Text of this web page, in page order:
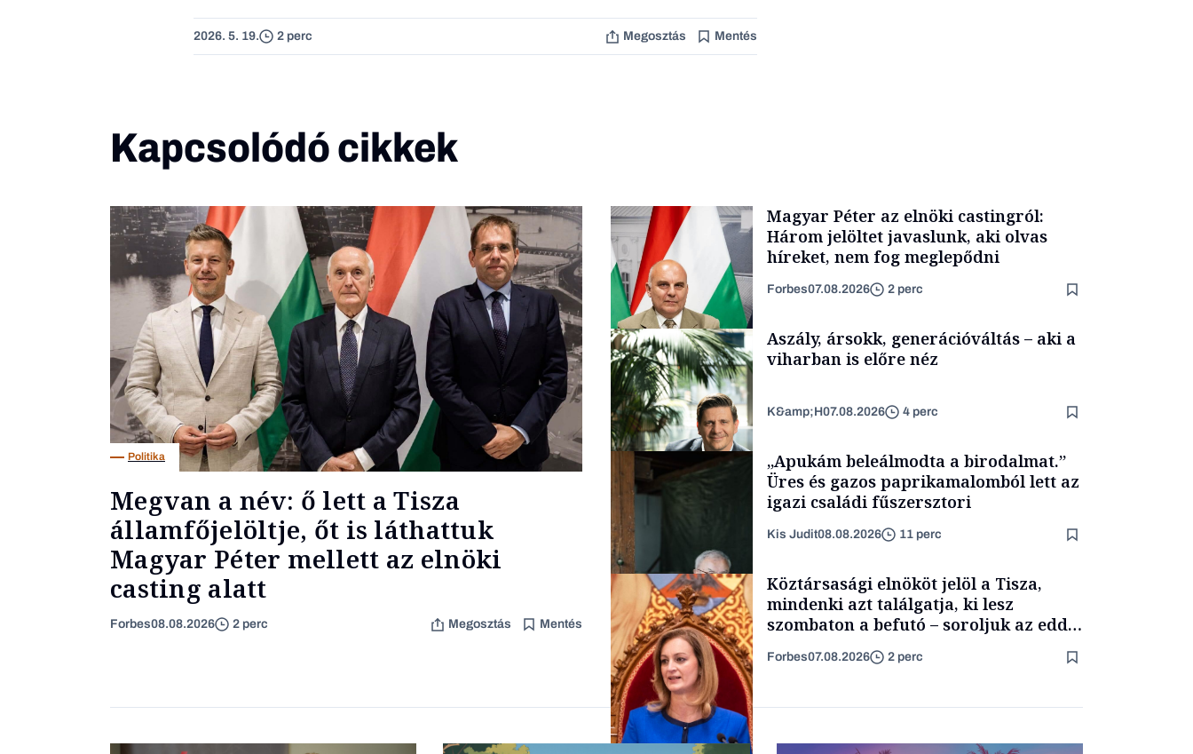
2026. 5. 19. 2 perc Megosztás Mentés
Kapcsolódó cikkek
Politika
Megvan a név: ő lett a Tisza
államfőjelöltje, őt is láthattuk
Magyar Péter mellett az elnöki
casting alatt
Forbes08.08.2026 2 perc Megosztás Mentés
Politika
Magyar Péter az elnöki castingról:
Három jelöltet javaslunk, aki olvas
híreket, nem fog meglepődni
Forbes07.08.2026 2 perc
TÁMOGATÓI
TARTALOM
Aszály, ársokk, generációváltás – aki a
viharban is előre néz
K&amp;H07.08.2026 4 perc
Családi vállalkozások
„Apukám beleálmodta a birodalmat.”
Üres és gazos paprikamalomból lett az
igazi családi fűszersztori
Kis Judit08.08.2026 11 perc
Köztársasági elnököt jelöl a Tisza,
mindenki azt találgatja, ki lesz
szombaton a befutó – soroljuk az eddig
Forbes07.08.2026 2 perc